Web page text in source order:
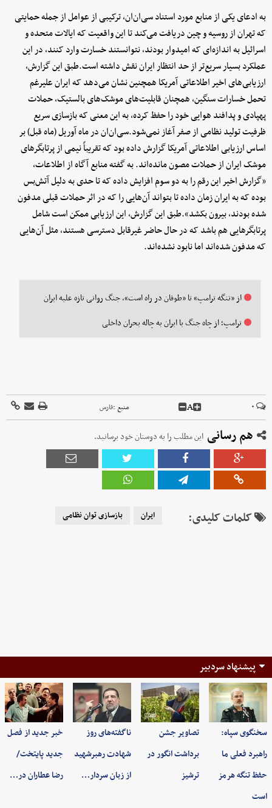
به ادعای یکی از منابع مورد استناد سی‌ان‌ان، ترکیبی از عوامل از جمله حمایتی
که تهران از روسیه و چین دریافت می‌کند تا این واقعیت که ایالات متحده و
اسرائیل به اندازه‌ای که امیدوار بودند، نتوانستند خسارت وارد کنند، در این
عملکرد بسیار سریع‌تر از حد انتظار ایران نقش داشته است.طبق این گزارش،‌
ارزیابی‌های اخیر اطلاعاتی آمریکا همچنین نشان می‌دهد که ایران علیرغم
تحمل خسارات سنگین، همچنان قابلیت‌های موشک‌های بالستیک، حملات
پهپادی و پدافند هوایی خود را حفظ کرده، به این معنی که بازسازی سریع
ظرفیت تولید نظامی از صفر آغاز نمی‌شود.سی‌ان‌ان در ماه آوریل (ماه قبل) بر
اساس ارزیابی اطلاعاتی آمریکا گزارش داده بود که تقریباً نیمی از پرتابگرهای
موشک ایران از حملات مصون مانده‌اند. به گفته منابع آگاه از اطلاعات،
«گزارش اخیر این رقم را به دو سوم افزایش داده که تا حدی به دلیل آتش‌بس
بوده که به ایران زمان داده تا بتواند آن‌هایی را که در اثر حملات قبلی مدفون
شده بودند، بیرون بکشد».طبق این گزارش، این ارزیابی ممکن است شامل
پرتابگرهایی هم باشد که در حال حاضر غیرقابل دسترسی هستند، مثل آن‌هایی
که مدفون شده‌اند اما نابود نشده‌اند.
از «تنگه ترامپ» تا «طوفان در راه است»، جنگ روانی تازه علیه ایران
ترامپ؛ از چاه جنگ با ایران به چاله بحران داخلی
۰ A منبع :فارس
هم رسانی این مطلب را به دوستان خود برسانید.
کلمات کلیدی: ایران بازسازی توان نظامی‌‌
پیشنهاد سردبیر
سخنگوی سپاه:
راهبرد فعلی ما
حفظ تنگه هرمز
است
تصاویر جشن
برداشت انگور در
ترشیز
ناگفته‌های روز
شهادت رهبرشهید
از زبان سردار…
خبر جدید از فصل
جدید پایتخت/
رضا عطاران در…